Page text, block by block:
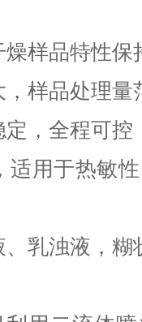
样品特性保
样品处理量
，全程可控
适用于热敏
乳浊液，糊